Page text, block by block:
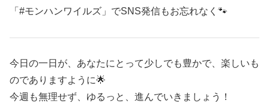
「#モンハンワイルズ」でSNS発信もお忘れなく🐾
今日の一日が、あなたにとって少しでも豊かで、楽しいも
のでありますように🌟
今週も無理せず、ゆるっと、進んでいきましょう！